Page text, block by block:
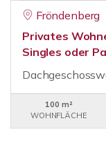
Fröndenberg
Privates
Singles oder
100 m²
WOHNFLÄCHE